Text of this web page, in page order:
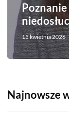
15 kwietnia 2026
Najnowsze